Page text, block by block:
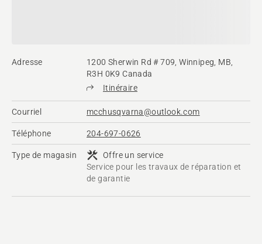
Adresse
1200 Sherwin Rd # 709, Winnipeg, MB,
R3H 0K9 Canada
Itinéraire
Courriel mcchusqvarna@outlook.com
Téléphone 204-697-0626
Type de magasin
Offre un service
Service pour les travaux de réparation et
de garantie